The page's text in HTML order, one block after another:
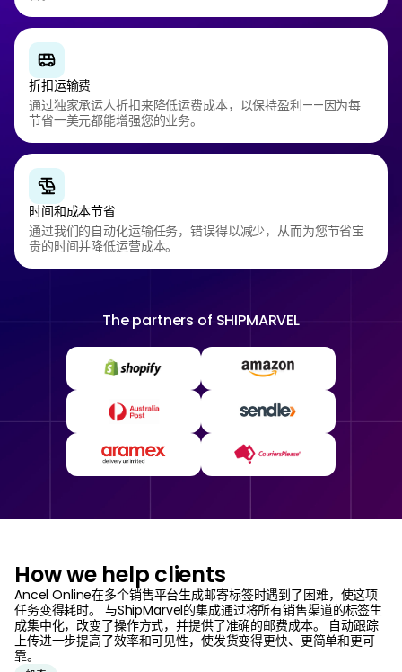
折扣运输费
通过独家承运人折扣来降低运费成本，以保持盈利——因为每
节省一美元都能增强您的业务。
时间和成本节省
通过我们的自动化运输任务，错误得以减少，从而为您节省宝
贵的时间并降低运营成本。
The partners of SHIPMARVEL
How we help clients
Ancel Online在多个销售平台生成邮寄标签时遇到了困难，使这项
任务变得耗时。 与ShipMarvel的集成通过将所有销售渠道的标签生
成集中化，改变了操作方式，并提供了准确的邮费成本。 自动跟踪
上传进一步提高了效率和可见性，使发货变得更快、更简单和更可
靠。